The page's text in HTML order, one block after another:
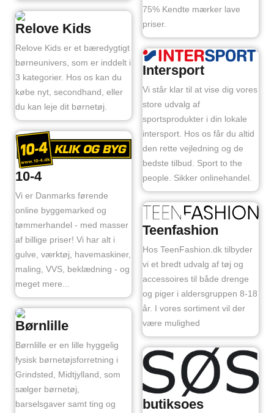
Relove Kids
Relove Kids er et bæredygtigt
børneunivers, som er inddelt i
3 kategorier. Hos os kan du
købe nyt, secondhand, eller
du kan leje dit børnetøj.
10-4
Vi er Danmarks førende
online byggemarked og
tømmerhandel - med masser
af billige priser! Vi har alt i
gulve, værktøj, havemaskiner,
maling, VVS, beklædning - og
meget mere...
Børnlille
Børnlille er en lille hyggelig
fysisk børnetøjsforretning i
Grindsted, Midtjylland, som
sælger børnetøj,
barselsgaver samt ting og
75% Kendte mærker lave
priser.
Intersport
Vi står klar til at vise dig vores
store udvalg af
sportsprodukter i din lokale
intersport. Hos os får du altid
den rette vejledning og de
bedste tilbud. Sport to the
people. Sikker onlinehandel.
Teenfashion
Hos TeenFashion.dk tilbyder
vi et bredt udvalg af tøj og
accessoires til både drenge
og piger i aldersgruppen 8-18
år. I vores sortiment vil der
være mulighed
butiksoes